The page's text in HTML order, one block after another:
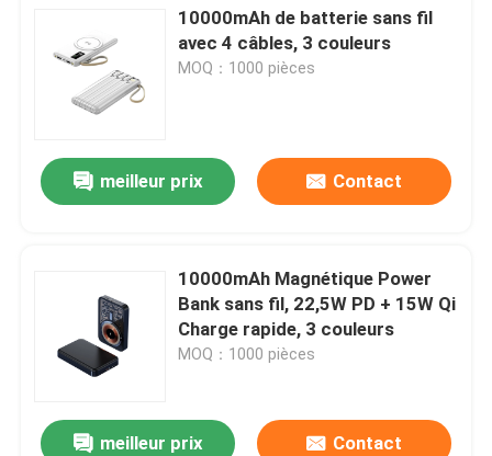
Cartes mères ATX
Les sources d'alimentation ATX
10000mAh de batterie sans fil
avec 4 câbles, 3 couleurs
MOQ：1000 pièces
meilleur prix Contact
10000mAh Magnétique Power
Bank sans fil, 22,5W PD + 15W Qi
Charge rapide, 3 couleurs
MOQ：1000 pièces
meilleur prix Contact